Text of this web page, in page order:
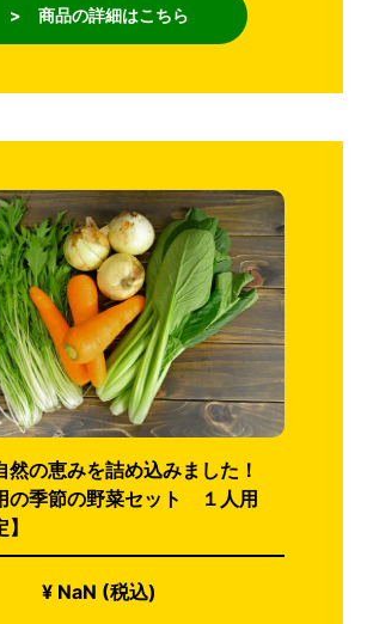
> 商品の詳細はこちら
然の恵みを詰め込みました！
の季節の野菜セット １人用
¥ NaN (税込)